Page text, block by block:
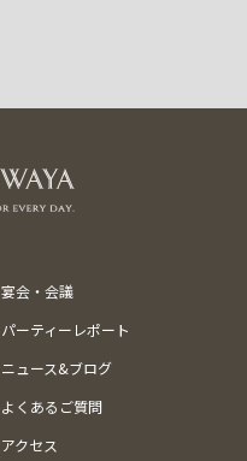
宴会・会議
パーティーレポート
ニュース&ブログ
よくあるご質問
アクセス